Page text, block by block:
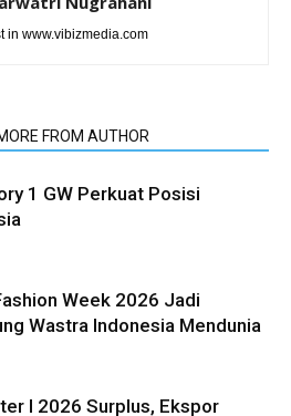
in www.vibizmedia.com
FROM AUTHOR
1 GW Perkuat Posisi
Week 2026 Jadi
Wastra Indonesia Mendunia
I 2026 Surplus, Ekspor